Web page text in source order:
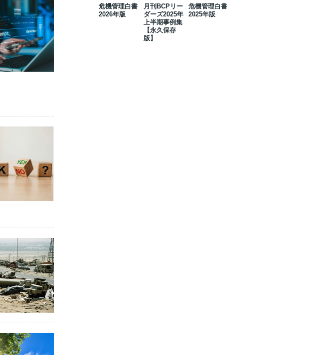
危機管理白書
2026年版
月刊BCPリー
ダーズ2025年
上半期事例集
【永久保存
版】
危機管理白書
2025年版